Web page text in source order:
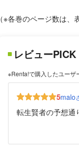
（※各巻のページ数は、
レビューPICK
※Renta!で購入したユーザ
5malo
転生賢者の予想通